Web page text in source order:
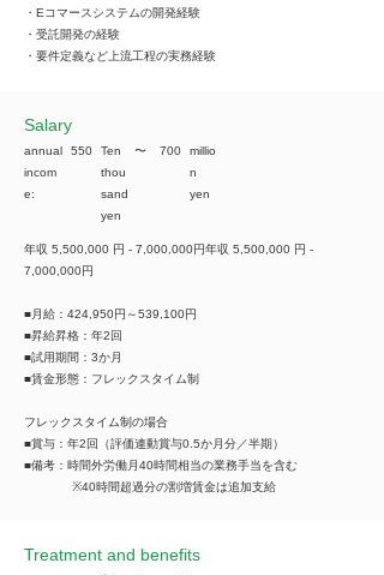
・Eコマースシステムの開発経験
・受託開発の経験
・要件定義など上流工程の実務経験
​Salary
annual
incom
e:
550
Ten
thou
sand
yen
​〜 700
millio
n
yen
年収 5,500,000 円 - 7,000,000円年収 5,500,000 円 -
7,000,000円
■月給：424,950円～539,100円
■昇給昇格：年2回
■試用期間：3か月
■賃金形態：フレックスタイム制
フレックスタイム制の場合
■賞与：年2回（評価連動賞与0.5か月分／半期）
■備考：時間外労働月40時間相当の業務手当を含む
※40時間超過分の割増賃金は追加支給
Treatment and benefits